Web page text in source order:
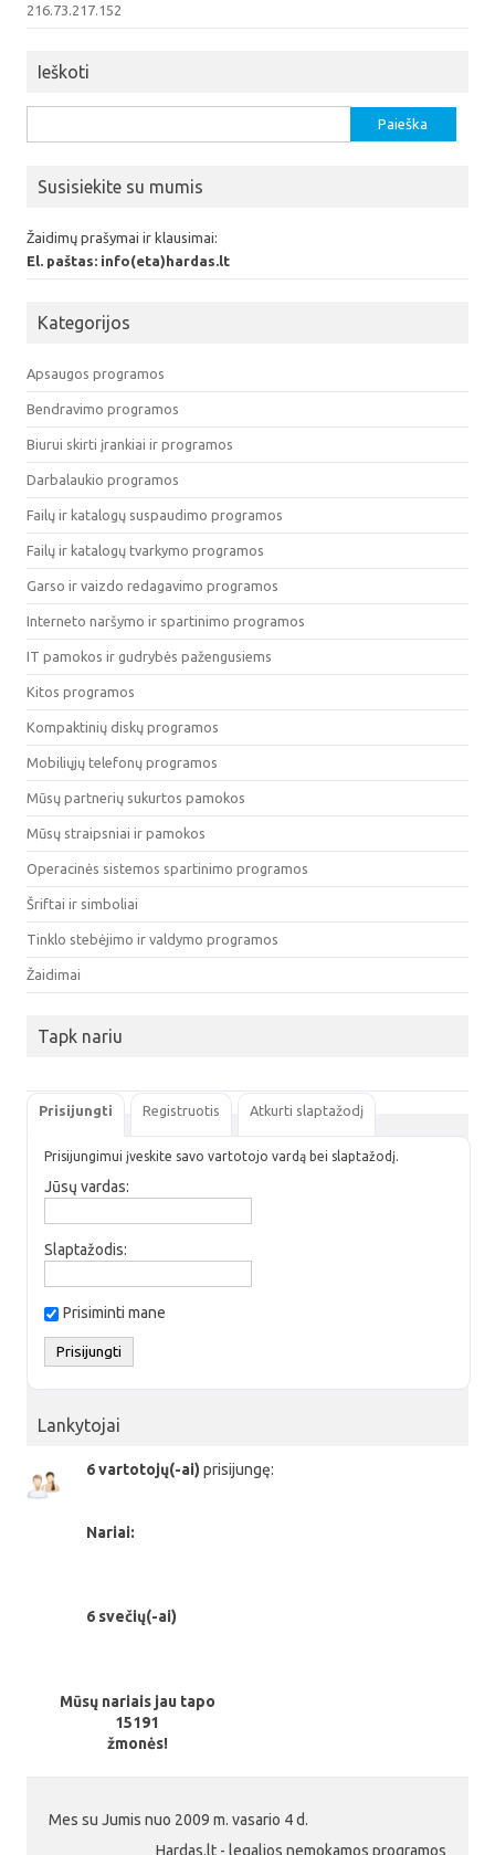
216.73.217.152
Ieškoti
Susisiekite su mumis
Žaidimų prašymai ir klausimai:
El. paštas: info(eta)hardas.lt
Kategorijos
Apsaugos programos
Bendravimo programos
Biurui skirti įrankiai ir programos
Darbalaukio programos
Failų ir katalogų suspaudimo programos
Failų ir katalogų tvarkymo programos
Garso ir vaizdo redagavimo programos
Interneto naršymo ir spartinimo programos
IT pamokos ir gudrybės pažengusiems
Kitos programos
Kompaktinių diskų programos
Mobiliųjų telefonų programos
Mūsų partnerių sukurtos pamokos
Mūsų straipsniai ir pamokos
Operacinės sistemos spartinimo programos
Šriftai ir simboliai
Tinklo stebėjimo ir valdymo programos
Žaidimai
Tapk nariu
Prisijungti Registruotis Atkurti slaptažodį
Prisijungimui įveskite savo vartotojo vardą bei slaptažodį.
Jūsų vardas:
Slaptažodis:
Prisiminti mane
Lankytojai
6 vartotojų(-ai) prisijungę:
Nariai:
6 svečių(-ai)
Mūsų nariais jau tapo
15191
žmonės!
Mes su Jumis nuo 2009 m. vasario 4 d.
Hardas.lt - legalios nemokamos programos